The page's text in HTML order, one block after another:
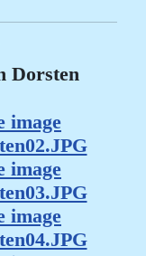
Dorsten